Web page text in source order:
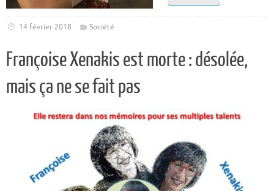
14 février 2018 Société
Françoise Xenakis est morte : désolée,
mais ça ne se fait pas